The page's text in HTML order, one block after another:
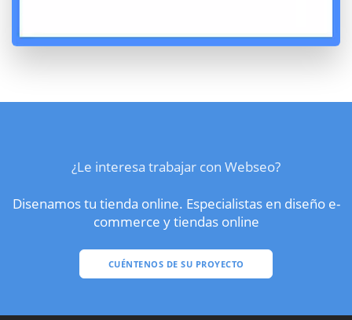
¿Le interesa trabajar con Webseo?
Disenamos tu tienda online. Especialistas en diseño e-
commerce y tiendas online
CUÉNTENOS DE SU PROYECTO